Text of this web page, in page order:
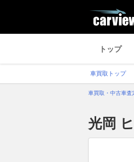
トップ
車買取トップ
車買取・中古車査
光岡